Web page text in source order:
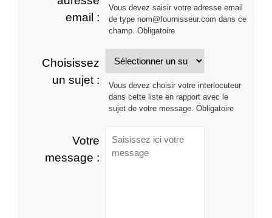
email :
Vous devez saisir votre adresse email
de type nom@fournisseur.com dans ce
champ. Obligatoire
Choisissez
un sujet :
Vous devez choisir votre interlocuteur
dans cette liste en rapport avec le
sujet de votre message. Obligatoire
Votre
message :